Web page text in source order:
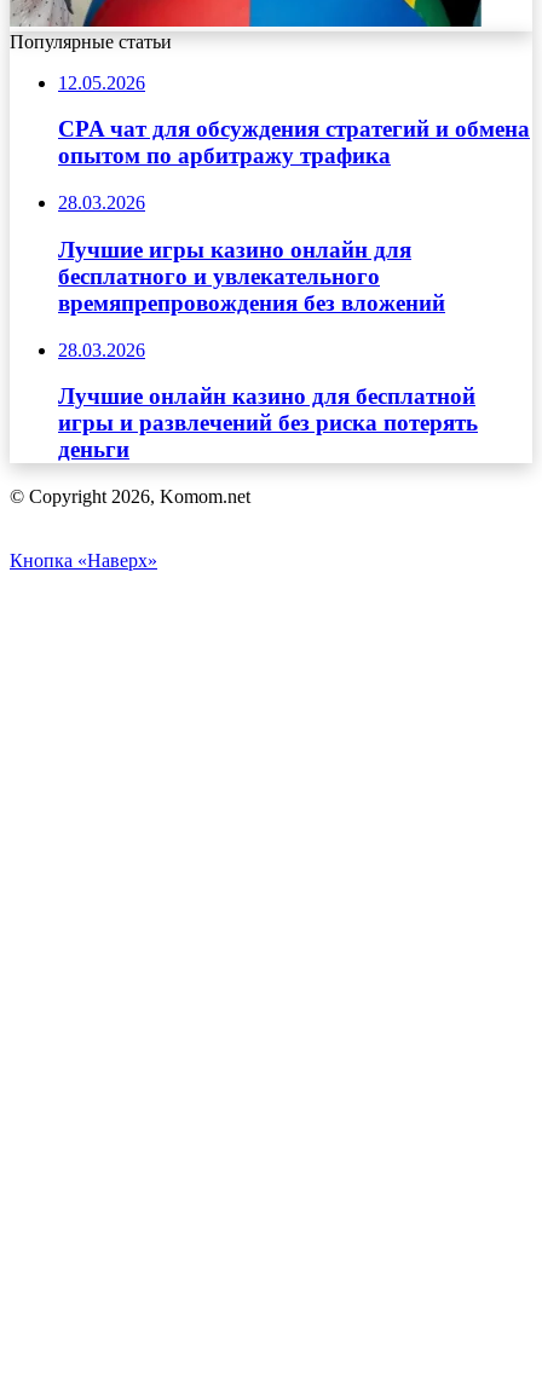
Популярные статьи
12.05.2026
CPA чат для обсуждения стратегий и обмена
опытом по арбитражу трафика
28.03.2026
Лучшие игры казино онлайн для
бесплатного и увлекательного
времяпрепровождения без вложений
28.03.2026
Лучшие онлайн казино для бесплатной
игры и развлечений без риска потерять
деньги
© Copyright 2026, Komom.net
Кнопка «Наверх»